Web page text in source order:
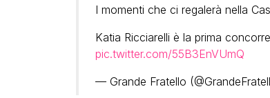
I momenti che ci regalerà nella
Katia Ricciarelli è la prima
pic.twitter.com/55B3EnVUmQ
— Grande Fratello